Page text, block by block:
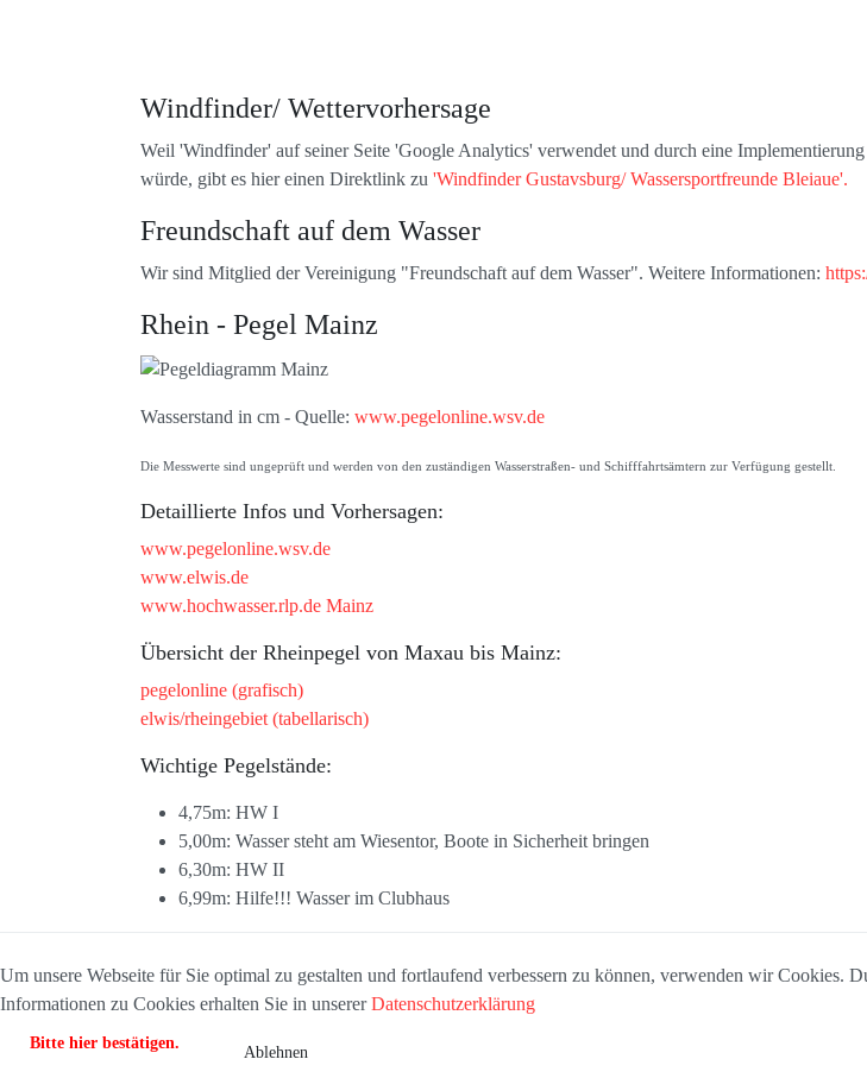
Windfinder/ Wettervorhersage
Weil 'Windfinder' auf seiner Seite 'Google Analytics' verwendet und durch eine
würde, gibt es hier einen Direktlink zu 'Windfinder Gustavsburg/ Wassersportfreunde Bleiaue'.
Freundschaft auf dem Wasser
Wir sind Mitglied der Vereinigung "Freundschaft auf dem Wasser". Weitere Informationen:
Rhein - Pegel Mainz
Wasserstand in cm - Quelle: www.pegelonline.wsv.de
Die Messwerte sind ungeprüft und werden von den zuständigen Wasserstraßen- und Schifffahrtsämtern zur Verfügung gestellt.
Detaillierte Infos und Vorhersagen:
www.pegelonline.wsv.de
www.elwis.de
www.hochwasser.rlp.de Mainz
Übersicht der Rheinpegel von Maxau bis Mainz:
pegelonline (grafisch)
elwis/rheingebiet (tabellarisch)
Wichtige Pegelstände:
4,75m: HW I
5,00m: Wasser steht am Wiesentor, Boote in Sicherheit bringen
6,30m: HW II
6,99m: Hilfe!!! Wasser im Clubhaus
Um unsere Webseite für Sie optimal zu gestalten und fortlaufend verbessern zu können, verwenden wir Cookies.
Informationen zu Cookies erhalten Sie in unsererDatenschutzerklärung
Bitte hier bestätigen.
Ablehnen